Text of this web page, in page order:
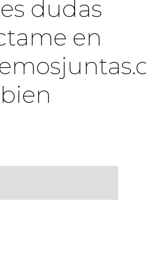
dudas
en